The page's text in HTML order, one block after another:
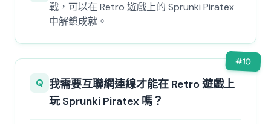
戰，可以在 Retro 遊戲上的 Sprunki Piratex
中解鎖成就。
#10
Q 我需要互聯網連線才能在 Retro 遊戲上
玩 Sprunki Piratex 嗎？